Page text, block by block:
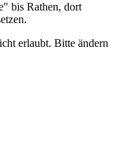
bis Rathen, dort
erlaubt. Bitte ändern